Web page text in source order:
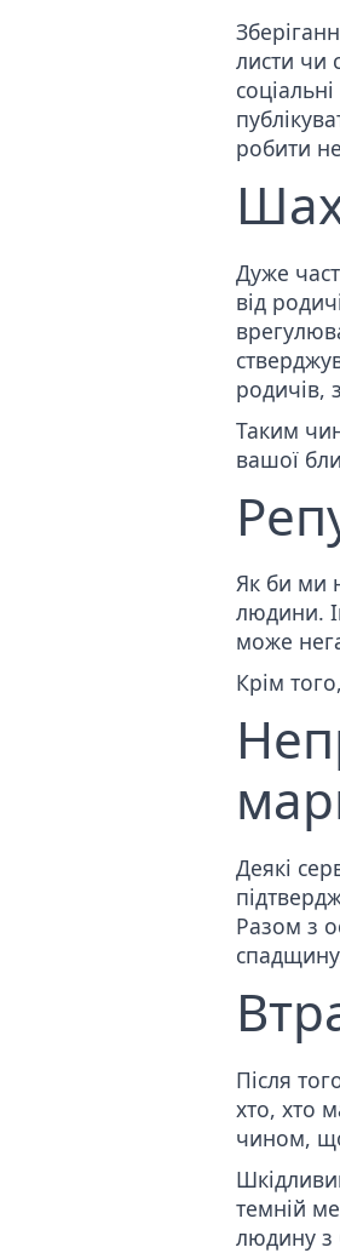
листи чи
робити
Дуже
від
родичів,
Таким
вашої
Як би ми
людини.
може
Крім
Деякі
Разом з
Після
хто, хто
чином,
темній
людину з